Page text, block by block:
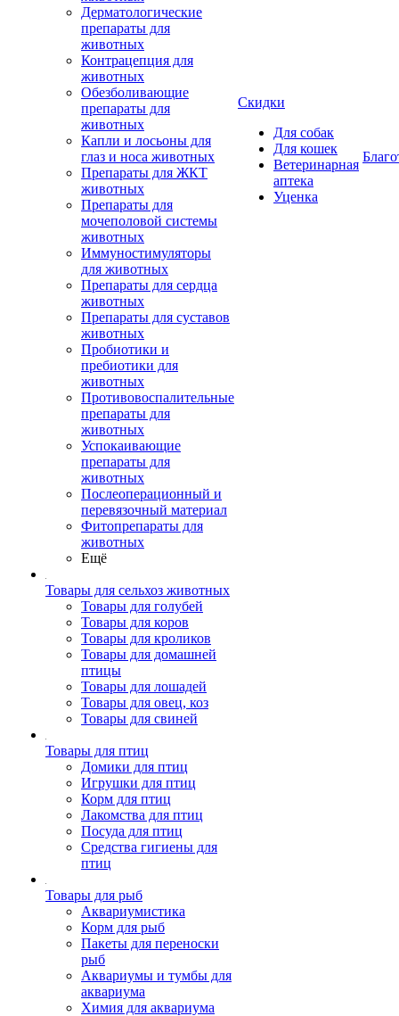
Дерматологические
препараты для
животных
Контрацепция для
животных
Обезболивающие
препараты для
животных
Капли и лосьоны для
глаз и носа животных
Препараты для ЖКТ
животных
Препараты для
мочеполовой системы
животных
Иммуностимуляторы
для животных
Препараты для сердца
животных
Препараты для суставов
животных
Пробиотики и
пребиотики для
животных
Противовоспалительные
препараты для
животных
Успокаивающие
препараты для
животных
Послеоперационный и
перевязочный материал
Фитопрепараты для
животных
Ещё
Товары для сельхоз животных
Товары для голубей
Товары для коров
Товары для кроликов
Товары для домашней
птицы
Товары для лошадей
Товары для овец, коз
Товары для свиней
Товары для птиц
Домики для птиц
Игрушки для птиц
Корм для птиц
Лакомства для птиц
Посуда для птиц
Средства гигиены для
птиц
Товары для рыб
Аквариумистика
Корм для рыб
Пакеты для переноски
рыб
Аквариумы и тумбы для
аквариума
Химия для аквариума
Скидки
Для собак
Для кошек
Ветеринарная
аптека
Уценка